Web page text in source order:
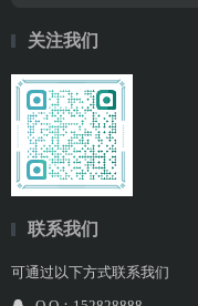
关注我们
联系我们
可通过以下方式联系我们